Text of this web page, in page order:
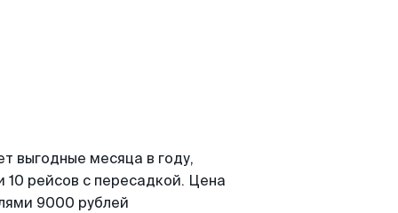
выгодные месяца в году,
рейсов с пересадкой. Цена
9000 рублей